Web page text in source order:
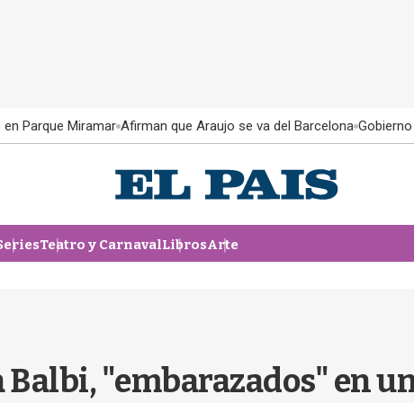
Parque Miramar Afirman que Araujo se va del Barcelona
Teatro y CarnavalLibrosArte
Balbi, "embarazados" en